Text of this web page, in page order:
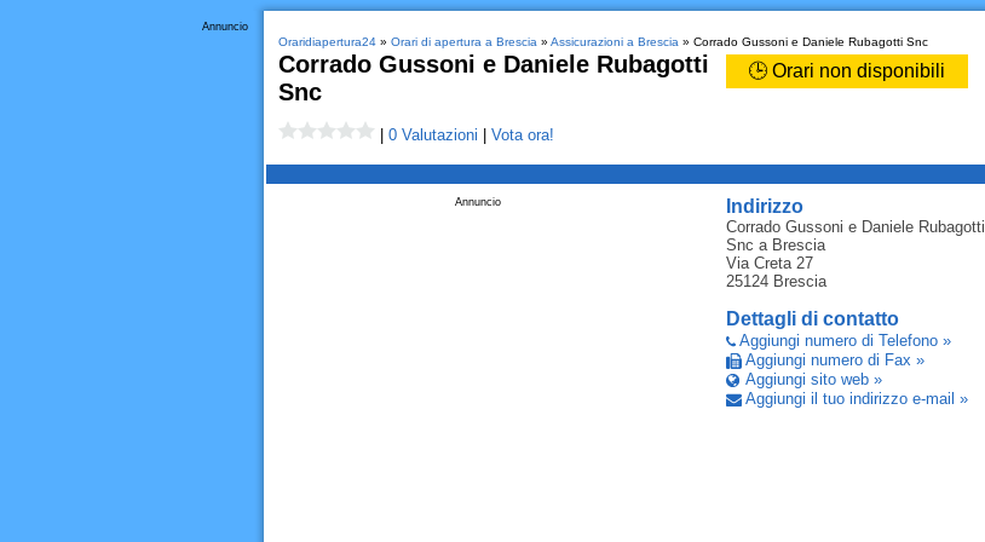
Annuncio
Oraridiapertura24» Orari di apertura a Brescia » Assicurazioni a Brescia » Corrado Gussoni e Daniele Rubagotti Snc
Corrado Gussoni e Daniele Rubagotti
Snc
🕒 Orari non disponibili
0 Valutazioni Vota ora!
Indirizzo
Corrado Gussoni e Daniele Rubagotti
Snc a Brescia
Via Creta 27
25124 Brescia
Dettagli di contatto
Aggiungi numero di Telefono »
Aggiungi numero di Fax »
Aggiungi sito web »
Aggiungi il tuo indirizzo e-mail »
Annuncio